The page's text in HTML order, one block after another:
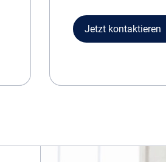
Jetzt kontaktieren